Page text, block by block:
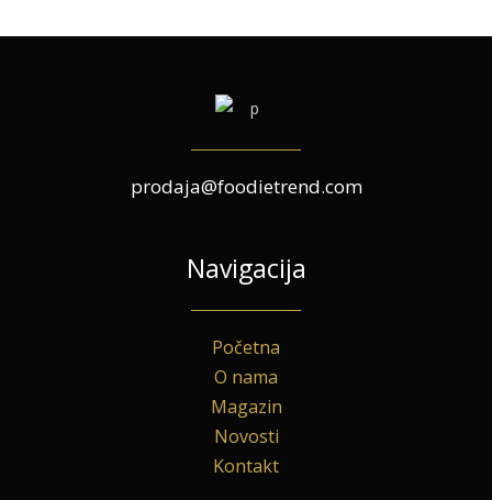
prodaja@foodietrend.com
Navigacija
Početna
O nama
Magazin
Novosti
Kontakt